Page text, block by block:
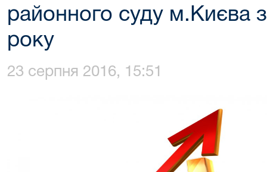
районного суду м.Києва
року
23 серпня 2016, 15:51